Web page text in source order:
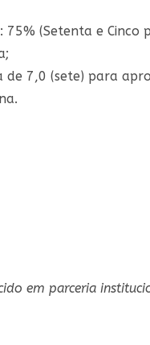
75% (Setenta e Cinco
de 7,0 (sete) para
em parceria